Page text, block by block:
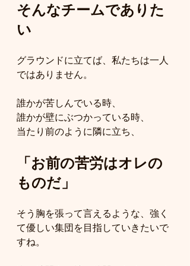
そんなチームでありた
い
グラウンドに立てば、私たちは一人
ではありません。
誰かが苦しんでいる時、
誰かが壁にぶつかっている時、
当たり前のように隣に立ち、
「お前の苦労はオレの
ものだ」
そう胸を張って言えるような、強く
て優しい集団を目指していきたいで
すね。